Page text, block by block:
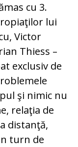
cu 3.
lui
Victor
Thiess –
exclusiv de
şi nimic nu
relaţia de
distanţă,
turn de